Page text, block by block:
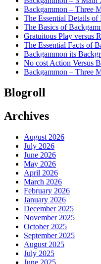
Backgammon – Three
The Essential Details
The Basics of
Gratuitous Play versus
The Essential Facts of
Backgammon its
No cost Action Versus
Backgammon – Three
Blogroll
Archives
August 2026
July 2026
June 2026
May 2026
April 2026
March 2026
February 2026
January 2026
December 2025
November 2025
October 2025
September 2025
August 2025
July 2025